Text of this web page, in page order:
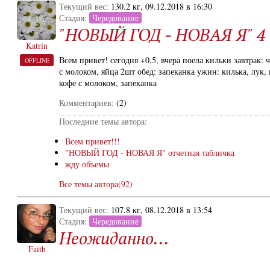
Katrin
OFFLINE
Текущий вес: 130.2 кг, 09.12.2018 в 16:30
Стадия: Чередование
"НОВЫЙ ГОД - НОВАЯ Я" 4
Всем привет! сегодня +0,5, вчера поела кильки
с молоком, яйца 2шт обед: запеканка ужин: килька, лук,
кофе с молоком, запеканка
Комментариев: (2)
Последние темы автора:
Всем привет!!!
"НОВЫЙ ГОД - НОВАЯ Я" отчетная табличка
жду объемы
Все темы автора(92)
Faith
Текущий вес: 107.8 кг, 08.12.2018 в 13:54
Стадия: Чередование
Неожиданно...